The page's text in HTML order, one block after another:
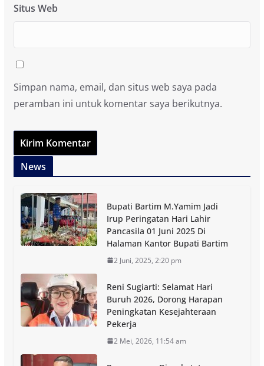
Situs Web
Simpan nama, email, dan situs web saya pada
peramban ini untuk komentar saya berikutnya.
News
Bupati Bartim M.Yamim Jadi
Irup Peringatan Hari Lahir
Pancasila 01 Juni 2025 Di
Halaman Kantor Bupati Bartim
2 Juni, 2025, 2:20 pm
Reni Sugiarti: Selamat Hari
Buruh 2026, Dorong Harapan
Peningkatan Kesejahteraan
Pekerja
2 Mei, 2026, 11:54 am